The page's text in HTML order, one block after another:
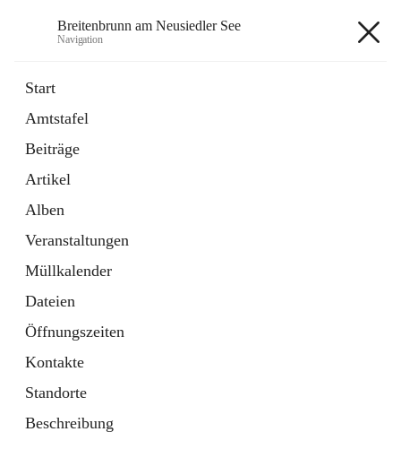
Breitenbrunn am Neusiedler See
Navigation
Start
Amtstafel
Beiträge
Artikel
Alben
Veranstaltungen
Müllkalender
Dateien
Öffnungszeiten
Kontakte
Standorte
Beschreibung
18 Schnellzugriffe
Gemeindeservice